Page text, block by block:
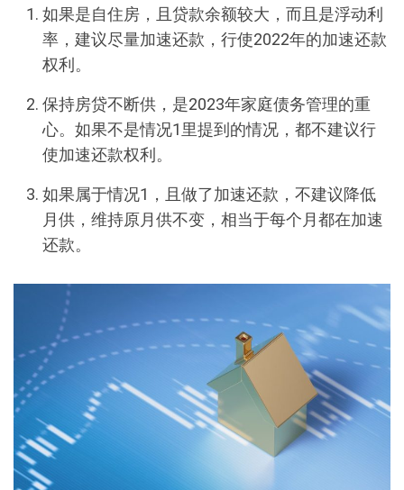
如果是自住房，且贷款余额较大，而且是浮动利
率，建议尽量加速还款，行使2022年的加速还款
权利。
保持房贷不断供，是2023年家庭债务管理的重
心。如果不是情况1里提到的情况，都不建议行
使加速还款权利。
如果属于情况1，且做了加速还款，不建议降低
月供，维持原月供不变，相当于每个月都在加速
还款。